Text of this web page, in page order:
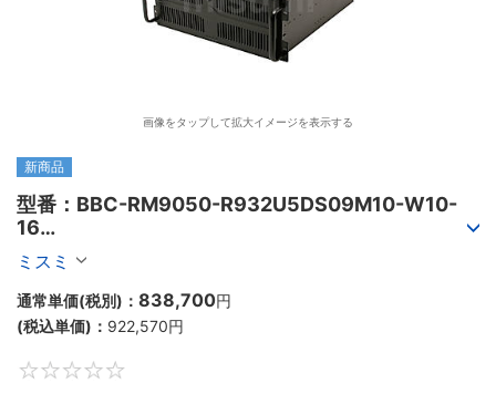
画像をタップして拡大イメージを表示する
新商品
型番：BBC-RM9050-R932U5DS09M10-W10-
16
BBC-RM9050シリーズ第13世代Core・12世代
Celeron対応ラックマウント3PCIe
ミスミ
通常単価(税別)： 838,700円
(税込単価)： 922,570円